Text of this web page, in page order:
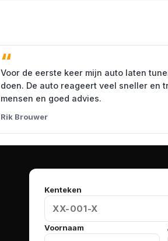
Voor de eerste keer mijn auto laten
doen. De auto reageert veel sneller en
mensen en goed advies.
Rik Brouwer
Kenteken
Voornaam